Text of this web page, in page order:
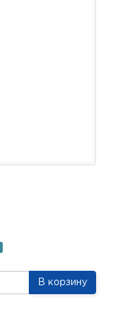
В корзину